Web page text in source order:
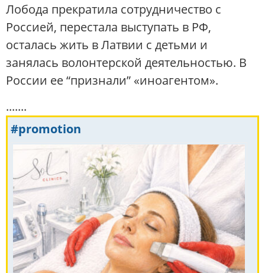
Лобода прекратила сотрудничество с
Россией, перестала выступать в РФ,
осталась жить в Латвии с детьми и
занялась волонтерской деятельностью. В
России ее “признали” «иноагентом».
.......
#promotion